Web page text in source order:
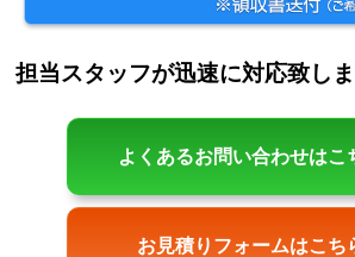
担当スタッフが迅速に対応致しま
よくあるお問い合わせは
お見積りフォームはこ